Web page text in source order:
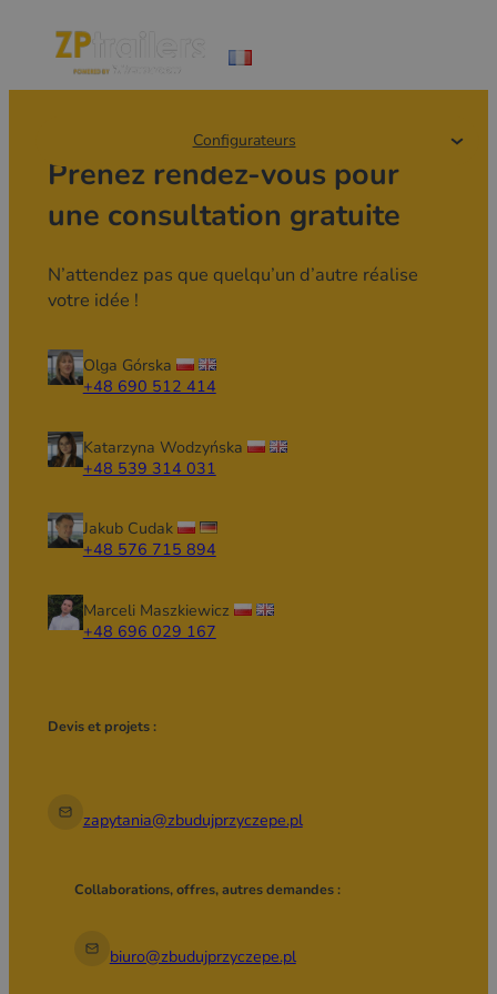
Configurateurs
Prenez rendez-vous pour
une consultation gratuite
N’attendez pas que quelqu’un d’autre réalise
votre idée !
Olga Górska
+48 690 512 414
Katarzyna Wodzyńska
+48 539 314 031
Jakub Cudak
+48 576 715 894
Marceli Maszkiewicz
+48 696 029 167
Devis et projets :
zapytania@zbudujprzyczepe.pl
Collaborations, offres, autres demandes :
biuro@zbudujprzyczepe.pl